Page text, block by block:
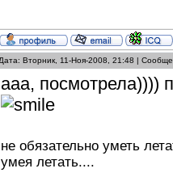
Дата: Вторник, 11-Ноя-2008, 21:48 |
ааа, посмотрела))))
не обязательно уметь
умея летать....